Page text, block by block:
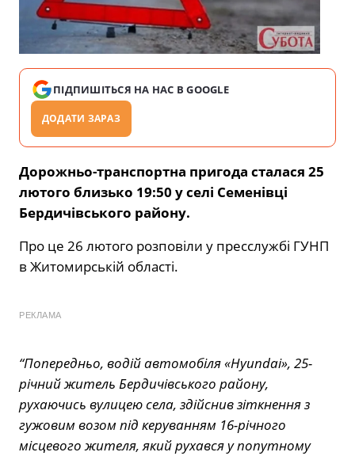
ПІДПИШІТЬСЯ НА НАС В GOOGLE
ДОДАТИ ЗАРАЗ
Дорожньо-транспортна пригода сталася 25
лютого близько 19:50 у селі Семенівці
Бердичівського району.
Про це 26 лютого розповіли у пресслужбі ГУНП
в Житомирській області.
РЕКЛАМА
“Попередньо, водій автомобіля «Hyundai», 25-
річний житель Бердичівського району,
рухаючись вулицею села, здійснив зіткнення з
гужовим возом під керуванням 16-річного
місцевого жителя, який рухався у попутному